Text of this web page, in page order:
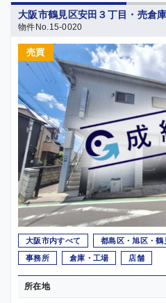
大阪市鶴見区安田３丁目・売倉
物件No.15-0020
売買
大阪市内すべて 都島区・旭区・鶴
事務所 倉庫・工場 店舗
所在地